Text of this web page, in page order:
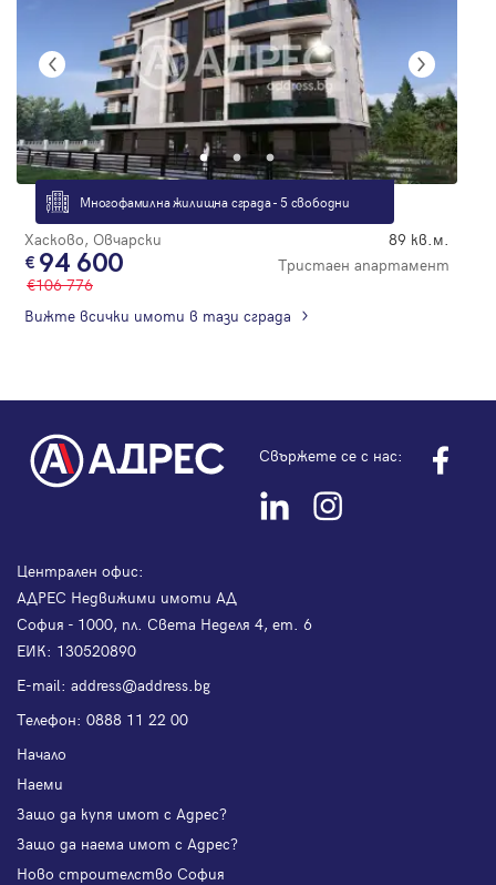
Многофамилна жилищна сграда - 5 свободни
Хасково, Овчарски 89 кв.м.
94 600
Тристаен апартамент
106 776
Вижте всички имоти в тази сграда
Свържете се с нас:
Централен офис:
АДРЕС Недвижими имоти АД
София - 1000, пл. Света Неделя 4, ет. 6
ЕИК: 130520890
Е-mail: address@address.bg
Телефон: 0888 11 22 00
Начало
Наеми
Защо да купя имот с Адрес?
Защо да наема имот с Адрес?
Ново строителство София